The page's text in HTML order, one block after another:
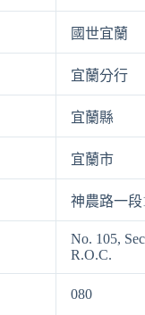
國世宜蘭
宜蘭分行
宜蘭縣
宜蘭市
神農路一段
No. 105,
R.O.C.
080